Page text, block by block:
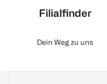
Filialfinder
Dein Weg zu uns